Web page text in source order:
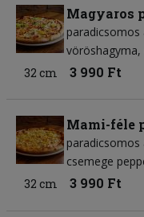
Magyaros
paradicsomos
vöröshagyma
32 cm
3 990 Ft
Mami-féle
paradicsomos
csemege
32 cm
3 990 Ft